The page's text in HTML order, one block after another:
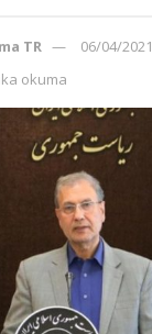
TR
06/04/2021
okuma